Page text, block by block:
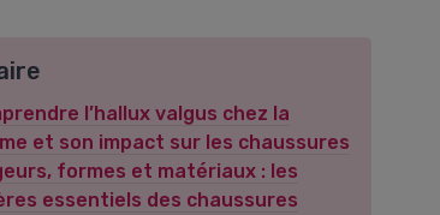
l’hallux valgus chez la
et son impact sur les chaussures
formes et matériaux : les
essentiels des chaussures